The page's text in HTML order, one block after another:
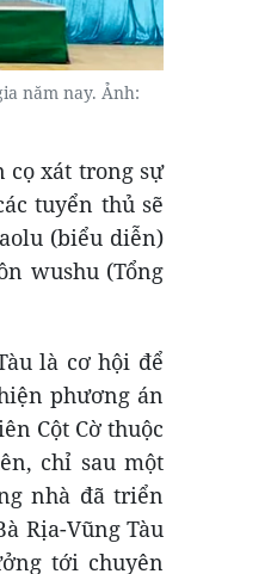
năm nay. Ảnh:
cọ xát trong sự
tuyển thủ sẽ
(biểu diễn)
wushu (Tổng
là cơ hội để
phương án
Cột Cờ thuộc
chỉ sau một
nhà đã triển
Rịa-Vũng Tàu
tới chuyên